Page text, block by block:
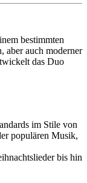
bestimmten
aber auch moderner
das Duo
im Stile von
populären Musik,
bis hin